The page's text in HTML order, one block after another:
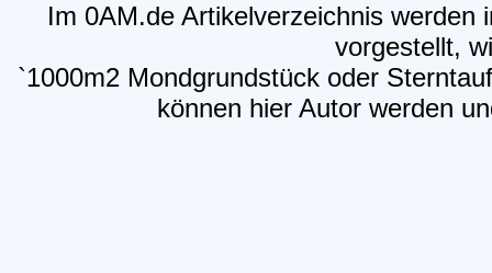
Im 0AM.de Artikelverzeichnis
vorgestellt,
`1000m2 Mondgrundstück oder
können hier Autor werden